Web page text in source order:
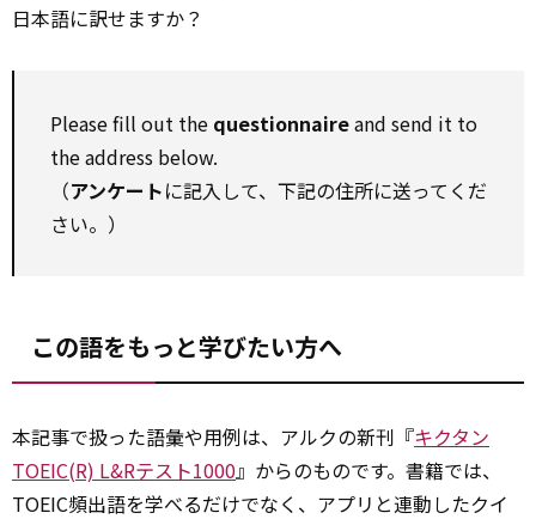
日本語に訳せますか？
Please fill out the questionnaireand send it to
the address below.
（アンケートに記入して、下記の住所に送ってくだ
さい。）
この語をもっと学びたい方へ
本記事で扱った語彙や用例は、アルクの新刊『キクタン
TOEIC(R) L&Rテスト1000』からのものです。書籍では、
TOEIC頻出語を学べるだけでなく、アプリと連動したクイ